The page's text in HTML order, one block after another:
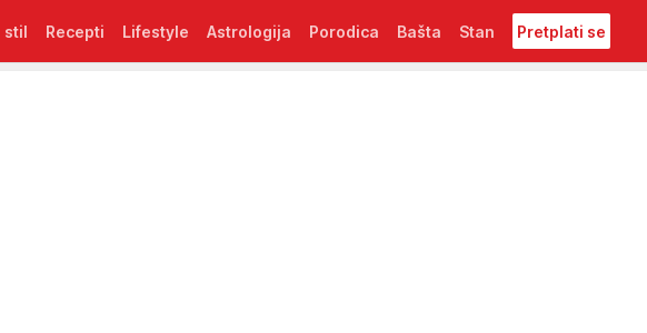
stil Recepti Lifestyle Astrologija Porodica Bašta Stan Pretplati se